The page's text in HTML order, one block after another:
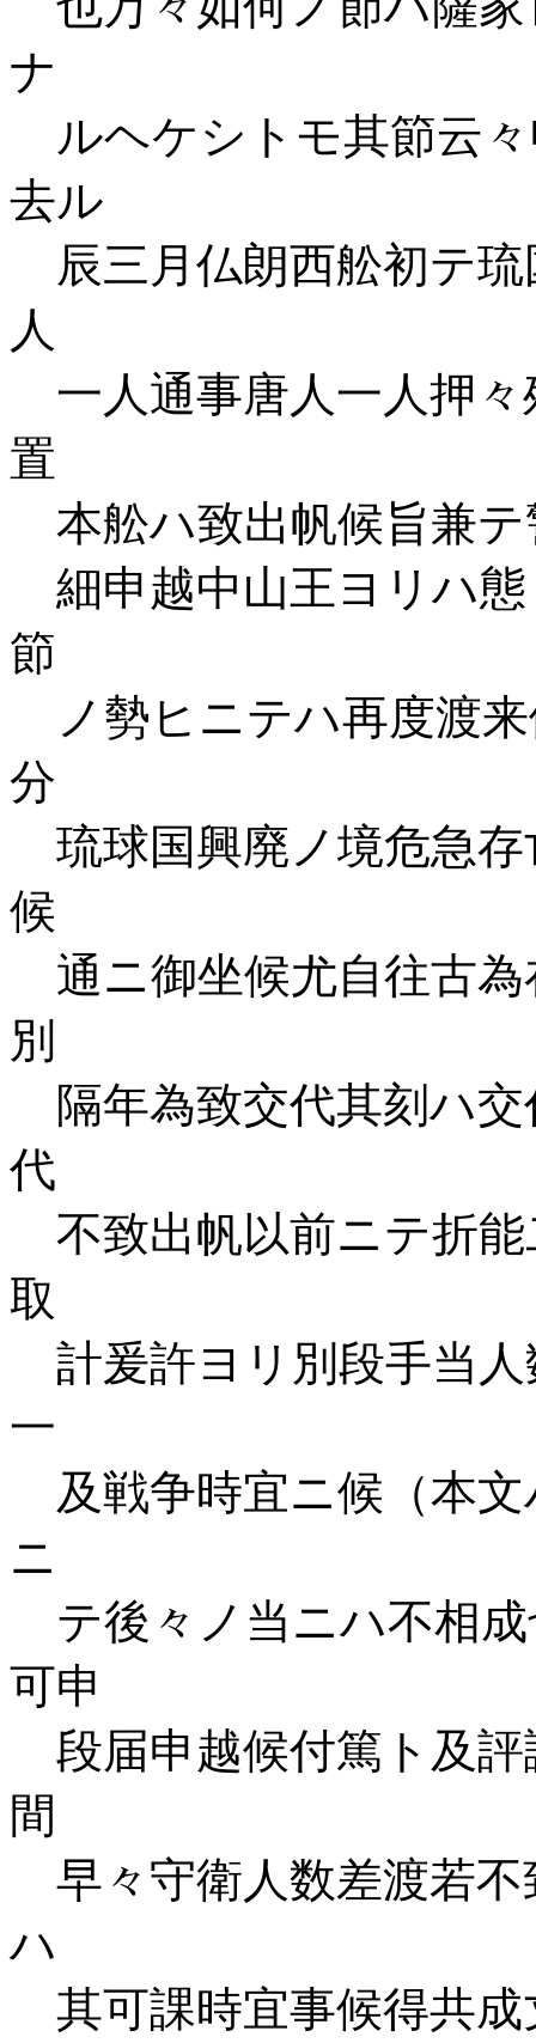
ナ
ルヘケシトモ其節云
去ル
辰三月仏朗西舩初テ琉
人
一人通事唐人一人押々
置
本舩ハ致出帆候旨兼テ
細申越中山王ヨリハ態
節
ノ勢ヒニテハ再度渡
分
琉球国興廃ノ境危急存
候
通ニ御坐候尤自往古為
別
隔年為致交代其刻ハ交
代
不致出帆以前ニテ折能
取
計爰許ヨリ別段手当人
一
及戦争時宜ニ候（本文
ニ
テ後々ノ当ニハ不相成
可申
段届申越候付篤ト及評
間
早々守衛人数差渡若不
ハゝ
其可課時宜事候得共成